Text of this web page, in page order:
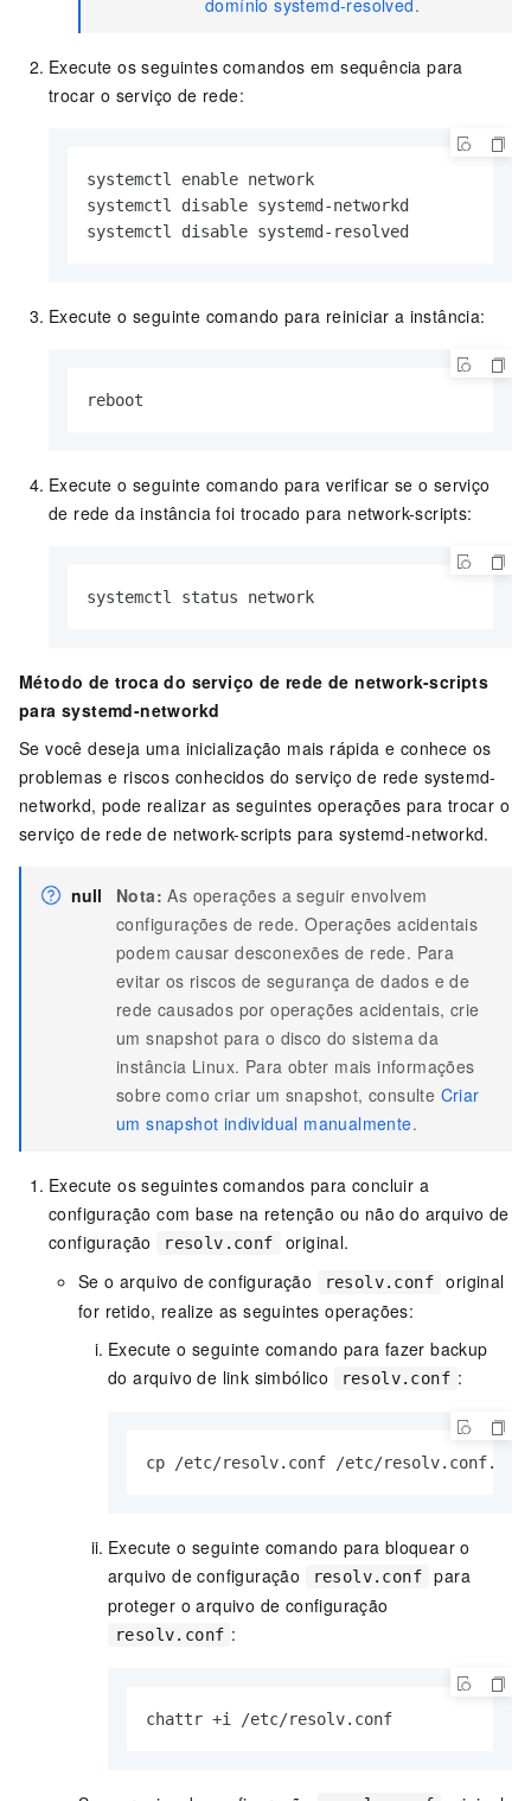
domínio systemd-resolved.
Execute os seguintes comandos em sequência para
trocar o serviço de rede:
systemctl enable network
systemctl disable systemd-networkd
systemctl disable systemd-resolved
Execute o seguinte comando para reiniciar a instância:
reboot
Execute o seguinte comando para verificar se o serviço
de rede da instância foi trocado para network-scripts:
systemctl status network
Método de troca do serviço de rede de network-scripts
para systemd-networkd
Se você deseja uma inicialização mais rápida e conhece os
problemas e riscos conhecidos do serviço de rede systemd-
networkd, pode realizar as seguintes operações para trocar o
serviço de rede de network-scripts para systemd-networkd.
null Nota: As operações a seguir envolvem
configurações de rede. Operações acidentais
podem causar desconexões de rede. Para
evitar os riscos de segurança de dados e de
rede causados por operações acidentais, crie
um snapshot para o disco do sistema da
instância Linux. Para obter mais informações
sobre como criar um snapshot, consulte Criar
um snapshot individual manualmente.
Execute os seguintes comandos para concluir a
configuração com base na retenção ou não do arquivo de
configuração
resolv.conf
original.
Se o arquivo de configuração
resolv.conf
original
for retido, realize as seguintes operações:
Execute o seguinte comando para fazer backup
do arquivo de link simbólico
resolv.conf :
cp /etc/resolv. conf /etc/resolv. conf.
Execute o seguinte comando para bloquear o
arquivo de configuração
resolv.conf
para
proteger o arquivo de configuração
resolv.conf :
chattr +i /etc/resolv. conf